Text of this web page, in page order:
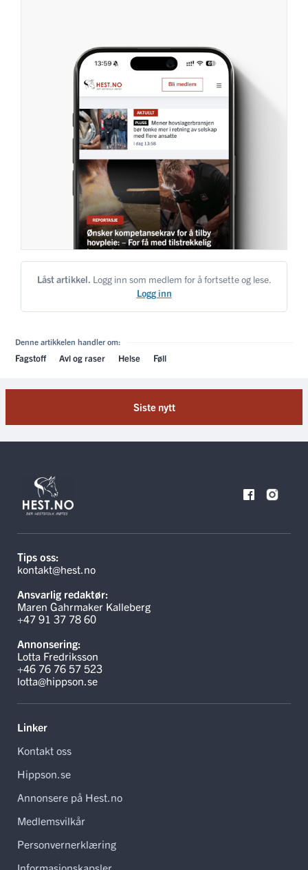
Låst artikkel. Logg inn som medlem for å fortsette og lese.
Logg inn
Denne artikkelen handler om:
Fagstoff Avl og raser Helse Føll
Siste nytt
Tips oss:
kontakt@hest.no
Ansvarlig redaktør:
Maren Gahrmaker Kalleberg
+47 91 37 78 60
Annonsering:
Lotta Fredriksson
+46 76 76 57 523
lotta@hippson.se
Linker
Kontakt oss
Hippson.se
Annonsere på Hest.no
Medlemsvilkår
Personvernerklæring
Informasjonskapsler